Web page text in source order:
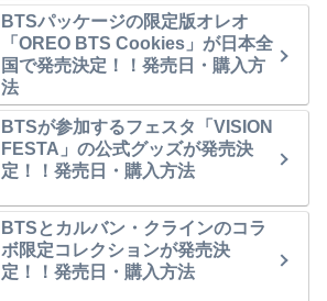
BTSパッケージの限定版オレオ
「OREO BTS Cookies」が日本全
国で発売決定！！発売日・購入方
法
BTSが参加するフェスタ「VISION
FESTA」の公式グッズが発売決
定！！発売日・購入方法
BTSとカルバン・クラインのコラ
ボ限定コレクションが発売決
定！！発売日・購入方法